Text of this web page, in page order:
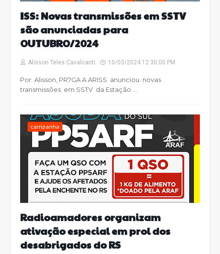
ISS: Novas transmissões em SSTV
são anunciadas para
OUTUBRO/2024
Alisson Teles Cavalcanti 10/03/2024 12:30:00 PM
Por Alisson, PR7GA A ARISS anunciou novas
transmissões em SSTV da Estação …
campanha
Radioamadores organizam
ativação especial em prol dos
desabrigados do RS